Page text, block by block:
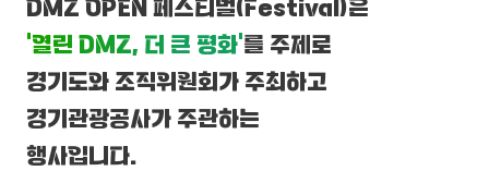
DMZ OPEN 페스티벌(Festival)은
‘열린 DMZ, 더 큰 평화’ 를 주제로
경기도와 조직위원회가 주최하고
경기관광공사가 주관하는
행사입니다.